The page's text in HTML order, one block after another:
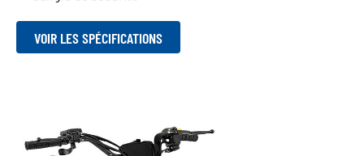
VOIR LES SPÉCIFICATIONS